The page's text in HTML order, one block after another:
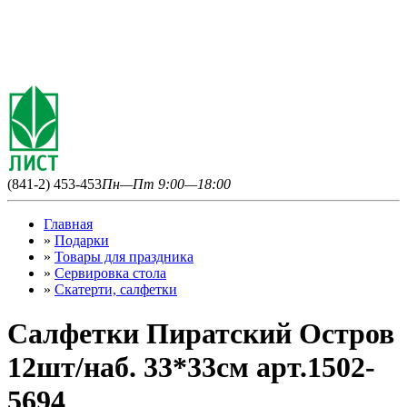
(841-2) 453-453Пн—Пт 9:00—18:00
Главная
» Подарки
» Товары для праздника
» Сервировка стола
» Скатерти, салфетки
Салфетки Пиратский Остров
12шт/наб. 33*33см арт.1502-